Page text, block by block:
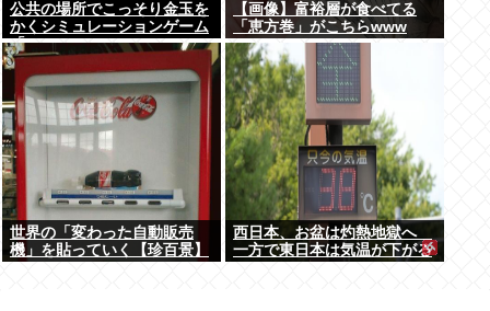
公共の場所でこっそり金玉を
かくシミュレーションゲーム
「Ball Scratch Simulator」
がSteamで発表される
【画像】富裕層が食べてる
「恵方巻」がこちらwww
世界の「変わった自動販売
機」を貼っていく【珍百景】
西日本、お盆は灼熱地獄へ
一方で東日本は気温が下がる